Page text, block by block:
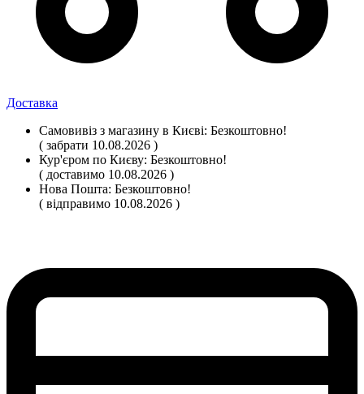
Доставка
Самовивіз з магазину в Києві: Безкоштовно!
( забрати 10.08.2026 )
Кур'єром по Києву: Безкоштовно!
( доставимо 10.08.2026 )
Нова Пошта: Безкоштовно!
( відправимо 10.08.2026 )